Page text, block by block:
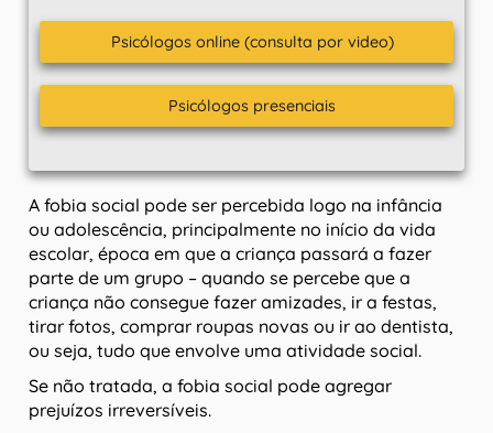
Psicólogos online (consulta por video)
Psicólogos presenciais
A fobia social pode ser percebida logo na infância
ou adolescência, principalmente no início da vida
escolar, época em que a criança passará a fazer
parte de um grupo – quando se percebe que a
criança não consegue fazer amizades, ir a festas,
tirar fotos, comprar roupas novas ou ir ao dentista,
ou seja, tudo que envolve uma atividade social.
Se não tratada, a fobia social pode agregar
prejuízos irreversíveis.